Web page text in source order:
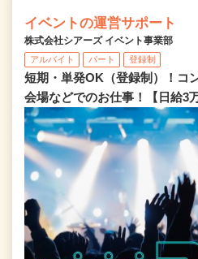
イベントの運営サポート
株式会社シアーズ イベント事業部
アルバイト パート 登録制
短期・単発OK（登録制）！コ
会場などでのお仕事！【日給3